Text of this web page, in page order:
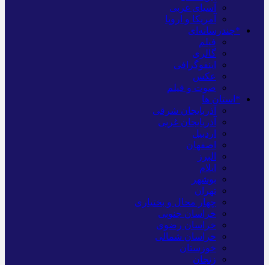
آسیای غربی
آمریکا و اروپا
*چندرسانه‌ای
فیلم
گالری
اینفوگرافی
عکس
صوت و فیلم
*استان ها
آذربایجان شرقی
آذربایجان غربی
اردبیل
اصفهان
البرز
ایلام
بوشهر
تهران
چهار محال و بختیاری
خراسان جنوبی
خراسان رضوی
خراسان شمالی
خوزستان
زنجان